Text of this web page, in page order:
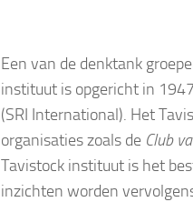
Een van de denktank
instituut is opgericht in
(SRI International). Het
organisaties zoals de Club
Tavistock instituut is het
inzichten worden